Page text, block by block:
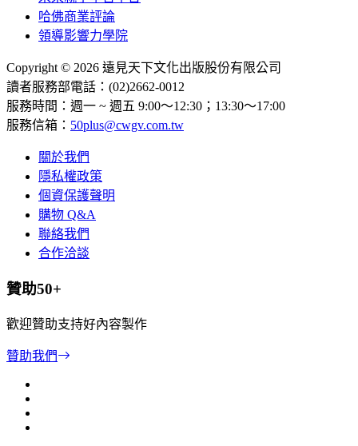
哈佛商業評論
領導影響力學院
Copyright © 2026 遠見天下文化出版股份有限公司
讀者服務部電話：(02)2662-0012
服務時間：週一 ~ 週五 9:00～12:30；13:30～17:00
服務信箱： 50plus@cwgv.com.tw
關於我們
隱私權政策
個資保護聲明
購物 Q&A
聯絡我們
合作洽談
贊助50+
歡迎贊助支持好內容製作
贊助我們